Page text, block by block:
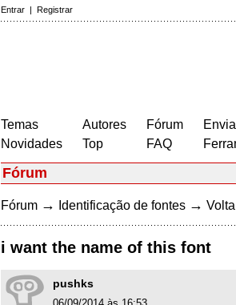
Entrar | Registrar
Temas
Novidades
Autores
Top
Fórum
FAQ
Fórum
Fórum → Identificação de fontes →
i want the name of this font
pushks